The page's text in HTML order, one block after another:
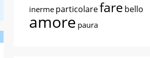
inerme particolarefare bello
amore paura